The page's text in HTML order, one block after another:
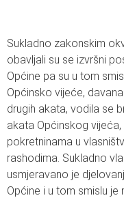
Sukladno zakonskim
obavljali su se izvršni
Općine pa su u tom
Općinsko vijeće,
drugih akata, vodila se
akata Općinskog
pokretninama u
rashodima. Sukladno
usmjeravano je
Općine i u tom smislu je